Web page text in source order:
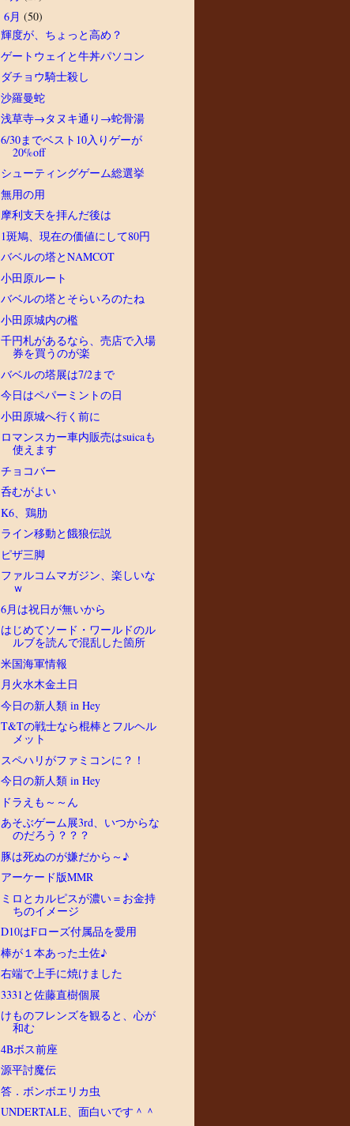
6月 (50)
輝度が、ちょっと高め？
ゲートウェイと牛丼パソコン
ダチョウ騎士殺し
沙羅曼蛇
浅草寺→タヌキ通り→蛇骨湯
6/30までベスト10入りゲーが
20%off
シューティングゲーム総選挙
無用の用
摩利支天を拝んだ後は
1斑鳩、現在の価値にして80円
バベルの塔とNAMCOT
小田原ルート
バベルの塔とそらいろのたね
小田原城内の檻
千円札があるなら、売店で入場
券を買うのが楽
バベルの塔展は7/2まで
今日はペパーミントの日
小田原城へ行く前に
ロマンスカー車内販売はsuicaも
使えます
チョコバー
呑むがよい
K6、鶏肋
ライン移動と餓狼伝説
ピザ三脚
ファルコムマガジン、楽しいな
ｗ
6月は祝日が無いから
はじめてソード・ワールドのル
ルブを読んで混乱した箇所
米国海軍情報
月火水木金土日
今日の新人類 in Hey
T&Tの戦士なら棍棒とフルヘル
メット
スペハリがファミコンに？！
今日の新人類 in Hey
ドラえも～～ん
あそぶゲーム展3rd、いつからな
のだろう？？？
豚は死ぬのが嫌だから～♪
アーケード版MMR
ミロとカルピスが濃い＝お金持
ちのイメージ
D10はFローズ付属品を愛用
棒が１本あった土佐♪
右端で上手に焼けました
3331と佐藤直樹個展
けものフレンズを観ると、心が
和む
4Bボス前座
源平討魔伝
答．ボンボエリカ虫
UNDERTALE、面白いです＾＾